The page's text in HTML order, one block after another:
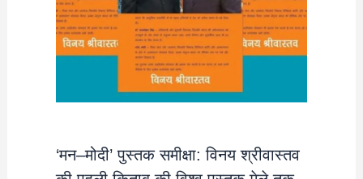
‘मन–मोदी’ पुस्तक समीक्षा: विनय श्रीवास्तव